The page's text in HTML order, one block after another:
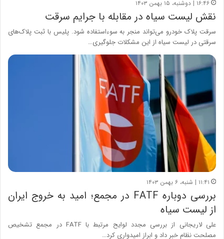
۱۶:۴۶ | دوشنبه، ۱۵ بهمن ۱۴۰۳
نقش لیست سیاه در مقابله با جرایم سرقت
سرقت پلاک خودرو می‌تواند منجر به سوءاستفاده شود. پلیس با ثبت پلاک‌های
سرقتی در لیست سیاه از این مشکلات جلوگیری…
۱۱:۴۱ | شنبه، ۶ بهمن ۱۴۰۳
بررسی دوباره FATF در مجمع؛ امید به خروج ایران
از لیست سیاه
علی لاریجانی از بررسی مجدد لوایح مرتبط با FATF در مجمع تشخیص
مصلحت نظام خبر داد و ابراز امیدواری کرد…